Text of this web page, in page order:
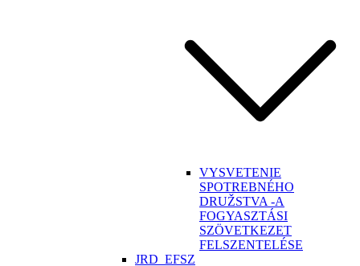
VYSVETENIE
SPOTREBNÉHO
DRUŽSTVA -A
FOGYASZTÁSI
SZÖVETKEZET
FELSZENTELÉSE
JRD_EFSZ